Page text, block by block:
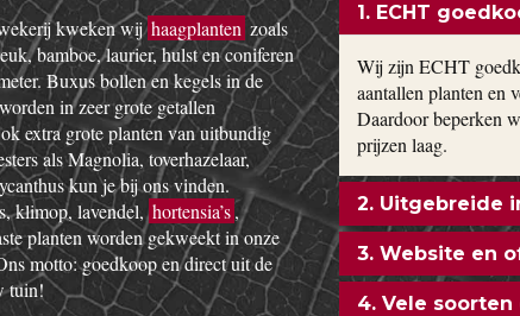
kweken wijhaagplanten zoals
bamboe, laurier, hulst en coniferen
Buxus bollen en kegels in de
in zeer grote getallen
extra grote planten van uitbundig
als Magnolia, toverhazelaar,
kun je bij ons vinden.
klimop, lavendel,hortensia’s,
planten worden gekweekt in onze
motto: goedkoop en direct uit de
tuin!
1. ECHT
Wij zijn ECHT
aantallen planten en
Daardoor beperken
prijzen laag.
2. Uitgebreide
3. Website en
4. Vele